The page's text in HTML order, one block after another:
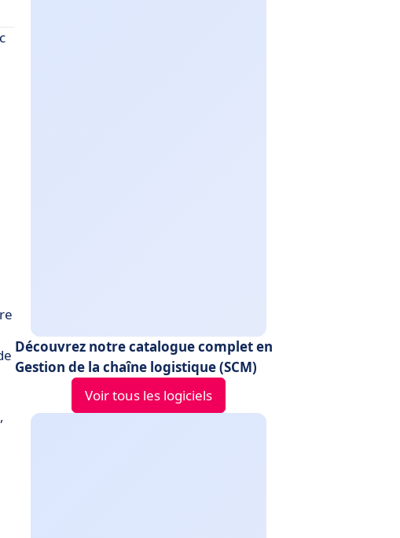
Découvrez notre catalogue complet en
Gestion de la chaîne logistique (SCM)
Voir tous les logiciels